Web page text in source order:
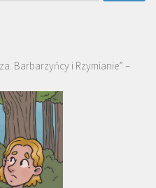
Barbarzyńcy i Rzymianie” –